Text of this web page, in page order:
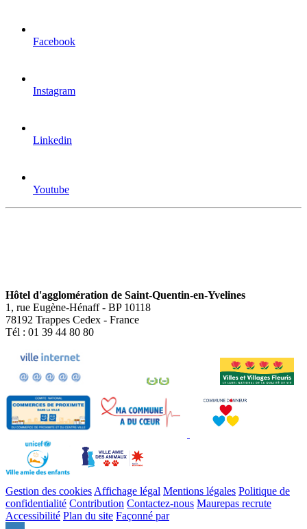
Facebook
Instagram
Linkedin
Youtube
Hôtel d'agglomération de Saint-Quentin-en-Yvelines
1, rue Eugène-Hénaff - BP 10118
78192 Trappes Cedex - France
Tél : 01 39 44 80 80
Gestion des cookies Affichage légal Mentions légales Politique de
confidentialité Contribution Contactez-nous Maurepas recrute
Accessibilité Plan du site Façonné par